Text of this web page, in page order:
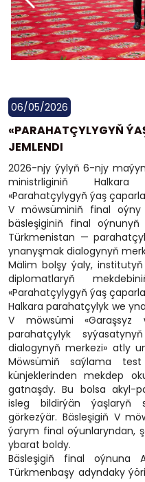
06/05/2026
«PARAHATÇYLYGYŇ
JEMLENDI
2026-njy ýylyň 6-njy
ministrliginiň Halkara
«Parahatçylygyň ýaş
V möwsüminiň final oýny
bäsleşiginiň final
Türkmenistan —
ynanyşmak dialogynyň
Mälim bolşy ýaly,
diplomatlaryň
«Parahatçylygyň ýaş
Halkara parahatçylyk we
V möwsümi
parahatçylyk
dialogynyň merkezi» atly
Möwsümiň saýlama
künjeklerinden mekdep
gatnaşdy. Bu bolsa akyl-
isleg bildirýän ýaşlaryň
görkezýär. Bäsleşigiň V
ýarym final oýunlaryndan,
ybarat boldy.
Bäsleşigiň final oýnuna
Türkmenbaşy adyndaky